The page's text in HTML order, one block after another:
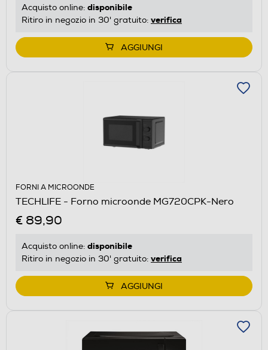
Acquisto online: disponibile
Ritiro in negozio in 30' gratuito: verifica
AGGIUNGI
FORNI A MICROONDE
TECHLIFE - Forno microonde MG720CPK-Nero
€ 89,90
Acquisto online: disponibile
Ritiro in negozio in 30' gratuito: verifica
AGGIUNGI